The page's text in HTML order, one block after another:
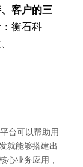
客户的三
衡石科
台可以帮助用
就能够搭建出
心业务应用，